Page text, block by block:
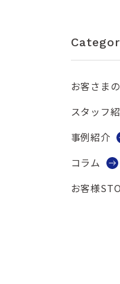
お客さま
スタッフ
事例紹介
コラム
お客様